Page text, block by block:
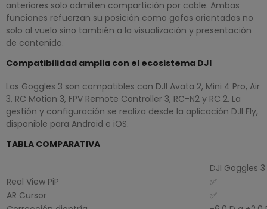
anteriores solo admiten compartición por cable. Ambas
funciones refuerzan su posición como gafas orientadas no
solo al vuelo sino también a la visualización y presentación
de contenido.
Compatibilidad amplia con el ecosistema DJI
Las Goggles 3 son compatibles con DJI Avata 2, Mini 4 Pro, Air
3, RC Motion 3, FPV Remote Controller 3, RC-N2 y RC 2. La
gestión y configuración se realiza desde la aplicación DJI Fly,
disponible para Android e iOS.
TABLA COMPARATIVA
DJI Goggles 3
Real View PiP
✅
AR Cursor
✅